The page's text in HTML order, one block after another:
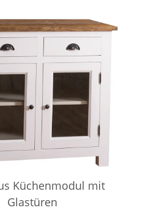
Küchenmodul mit
Glastüren